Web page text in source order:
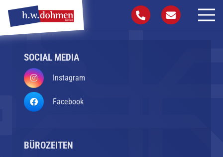
SOCIAL MEDIA
Instagram
Facebook
BÜROZEITEN